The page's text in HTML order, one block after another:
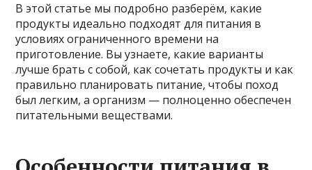
В этой статье мы подробно разберём, какие
продукты идеально подходят для питания в
условиях ограниченного времени на
приготовление. Вы узнаете, какие варианты
лучше брать с собой, как сочетать продукты и как
правильно планировать питание, чтобы поход
был легким, а организм — полноценно обеспечен
питательными веществами.